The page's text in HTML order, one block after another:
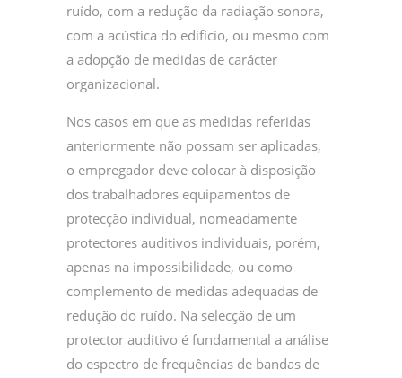
ruído, com a redução da radiação sonora,
com a acústica do edifício, ou mesmo com
a adopção de medidas de carácter
organizacional.
Nos casos em que as medidas referidas
anteriormente não possam ser aplicadas,
o empregador deve colocar à disposição
dos trabalhadores equipamentos de
protecção individual, nomeadamente
protectores auditivos individuais, porém,
apenas na impossibilidade, ou como
complemento de medidas adequadas de
redução do ruído. Na selecção de um
protector auditivo é fundamental a análise
do espectro de frequências de bandas de